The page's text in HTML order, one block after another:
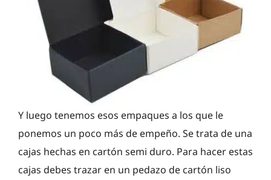
Y luego tenemos esos empaques a los que le
ponemos un poco más de empeño. Se trata de una
cajas hechas en cartón semi duro. Para hacer estas
cajas debes trazar en un pedazo de cartón liso